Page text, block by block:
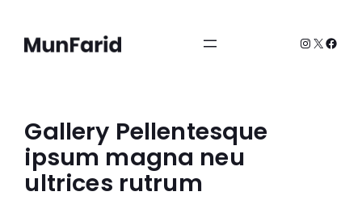
content
X
Gallery Pellentesque
ipsum magna neu
ultrices rutrum